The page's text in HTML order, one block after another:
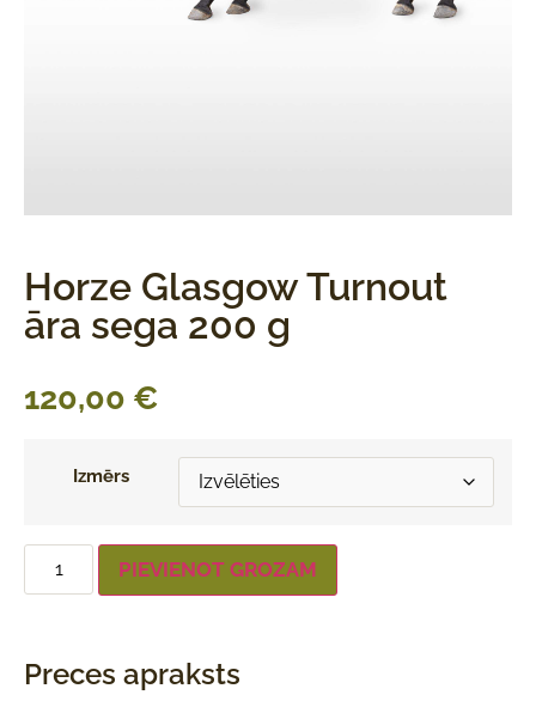
Horze Glasgow Turnout
āra sega 200 g
120,00 €
Izmērs
PIEVIENOT GROZAM
Preces apraksts